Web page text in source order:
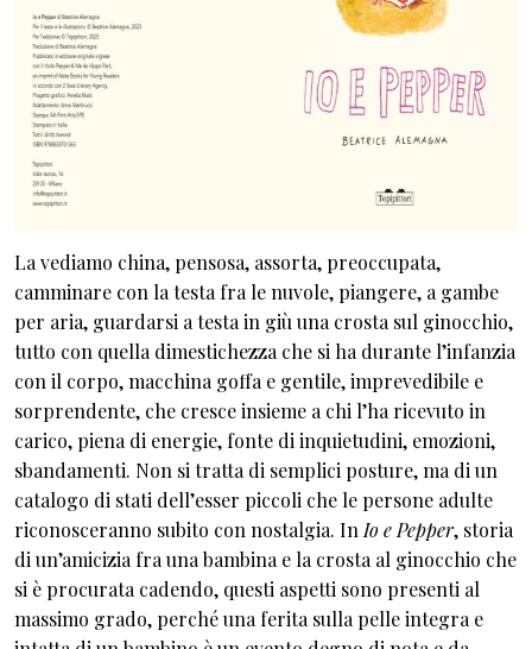
La vediamo china, pensosa, assorta, preoccupata,
camminare con la testa fra le nuvole, piangere, a gambe
per aria, guardarsi a testa in giù una crosta sul ginocchio,
tutto con quella dimestichezza che si ha durante l’infanzia
con il corpo, macchina goffa e gentile, imprevedibile e
sorprendente, che cresce insieme a chi l’ha ricevuto in
carico, piena di energie, fonte di inquietudini, emozioni,
sbandamenti. Non si tratta di semplici posture, ma di un
catalogo di stati dell’esser piccoli che le persone adulte
riconosceranno subito con nostalgia. In Io e Pepper, storia
di un’amicizia fra una bambina e la crosta al ginocchio che
si è procurata cadendo, questi aspetti sono presenti al
massimo grado, perché una ferita sulla pelle integra e